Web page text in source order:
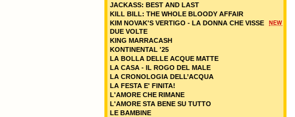
JACKASS: BEST AND LAST
KILL BILL: THE WHOLE BLOODY AFFAIR
NEW
KIM NOVAK'S VERTIGO - LA DONNA CHE VISSE
DUE VOLTE
KING MARRACASH
KONTINENTAL '25
LA BOLLA DELLE ACQUE MATTE
LA CASA - IL ROGO DEL MALE
LA CRONOLOGIA DELL’ACQUA
LA FESTA E' FINITA!
L'AMORE CHE RIMANE
L'AMORE STA BENE SU TUTTO
LE BAMBINE